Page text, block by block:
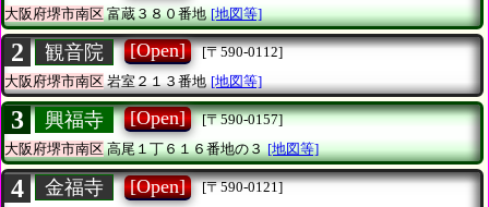
大阪府堺市南区富蔵３８０番地 [地図等]
2 観音院 [Open]
[〒590-0112]
大阪府堺市南区岩室２１３番地 [地図等]
3 興福寺 [Open]
[〒590-0157]
大阪府堺市南区高尾１丁６１６番地の３ [地図等]
4 金福寺 [Open]
[〒590-0121]